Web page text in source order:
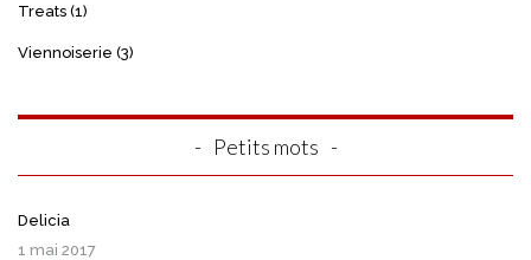
Treats (1)
Viennoiserie (3)
Petits mots
Delicia
1 mai 2017